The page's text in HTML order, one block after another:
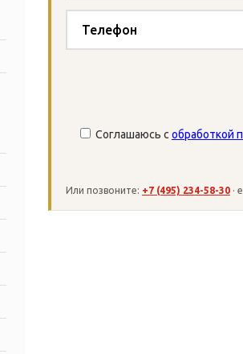
Соглашаюсь с обработкой
это
Или позвоните: +7 (495) 234-58-30·